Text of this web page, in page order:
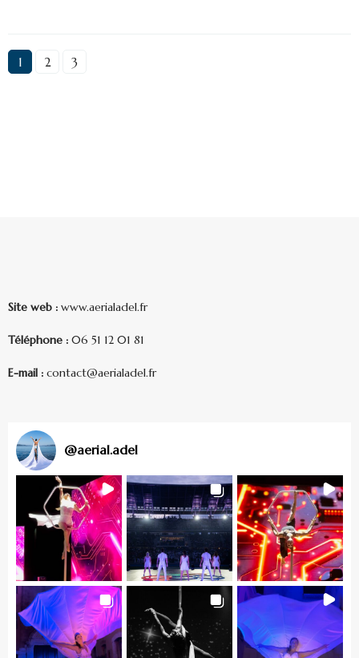
1 2 3
Site web : www.aerialadel.fr
Téléphone : 06 51 12 01 81
E-mail : contact@aerialadel.fr
@aerial.adel